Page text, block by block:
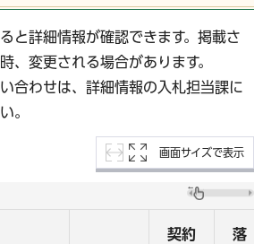
と詳細情報が確認できます。掲載さ
、変更される場合があります。
合わせは、詳細情報の入札担当課に
。
画面サイズで表示
契約
落